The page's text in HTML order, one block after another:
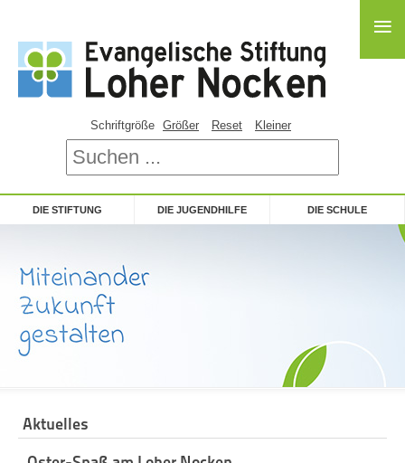
Schriftgröße Größer Reset Kleiner
DIE STIFTUNG DIE JUGENDHILFE DIE SCHULE
Aktuelles
≡